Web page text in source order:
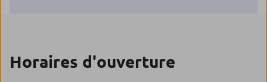
Horaires d'ouverture